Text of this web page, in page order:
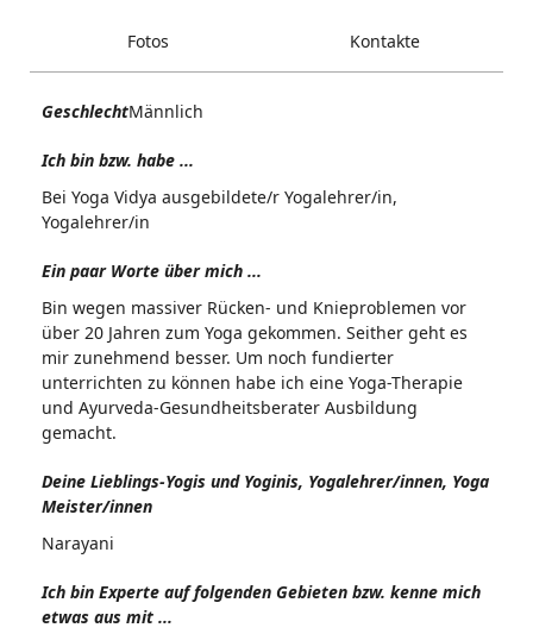
Fotos Kontakte
GeschlechtMännlich
Ich bin bzw. habe ...
Bei Yoga Vidya ausgebildete/r Yogalehrer/in,
Yogalehrer/in
Ein paar Worte über mich ...
Bin wegen massiver Rücken- und Knieproblemen vor
über 20 Jahren zum Yoga gekommen. Seither geht es
mir zunehmend besser. Um noch fundierter
unterrichten zu können habe ich eine Yoga-Therapie
und Ayurveda-Gesundheitsberater Ausbildung
gemacht.
Deine Lieblings-Yogis und Yoginis, Yogalehrer/innen, Yoga
Meister/innen
Narayani
Ich bin Experte auf folgenden Gebieten bzw. kenne mich
etwas aus mit ...